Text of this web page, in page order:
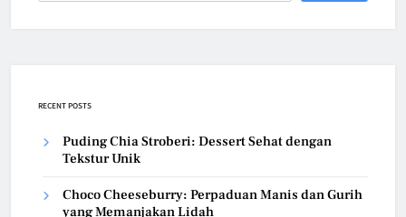
RECENT POSTS
Puding Chia Stroberi: Dessert Sehat dengan
Tekstur Unik
Choco Cheeseburry: Perpaduan Manis dan Gurih
yang Memanjakan Lidah